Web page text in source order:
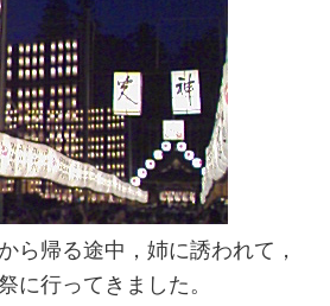
ら帰る途中，姉に誘われて，
に行ってきました。